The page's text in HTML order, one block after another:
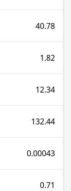
40.78
1.82
12.34
132.44
0.00043
0.71